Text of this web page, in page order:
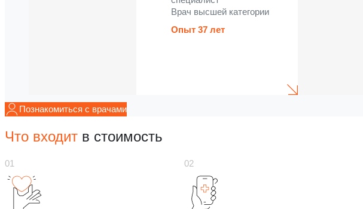
Врач высшей категории
Опыт 37 лет
Познакомиться с врачами
Что входит в стоимость